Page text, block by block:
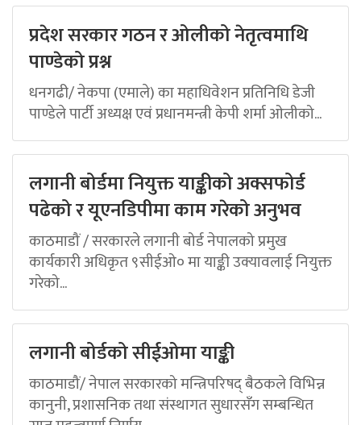
प्रदेश सरकार गठन र ओलीको नेतृत्वमाथि
पाण्डेको प्रश्न
धनगढी/ नेकपा (एमाले) का महाधिवेशन प्रतिनिधि डेजी
पाण्डेले पार्टी अध्यक्ष एवं प्रधानमन्त्री केपी शर्मा ओलीको...
लगानी बोर्डमा नियुक्त याङ्कीको अक्सफोर्ड
पढेको र यूएनडिपीमा काम गरेको अनुभव
काठमाडौं / सरकारले लगानी बोर्ड नेपालको प्रमुख
कार्यकारी अधिकृत ९सीईओ० मा याङ्की उक्यावलाई नियुक्त
गरेको...
लगानी बोर्डको सीईओमा याङ्की
काठमाडौं/ नेपाल सरकारको मन्त्रिपरिषद् बैठकले विभिन्न
कानुनी, प्रशासनिक तथा संस्थागत सुधारसँग सम्बन्धित